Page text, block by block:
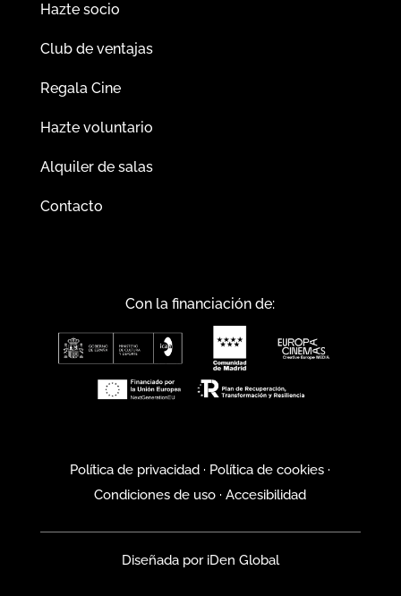
Hazte socio
Club de ventajas
Regala Cine
Hazte voluntario
Alquiler de salas
Contacto
Con la financiación de:
Política de privacidad · Política de cookies ·
Condiciones de uso ·Accesibilidad
Diseñada poriDen Global